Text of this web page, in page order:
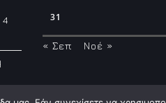
31
« Σεπ Νοέ »